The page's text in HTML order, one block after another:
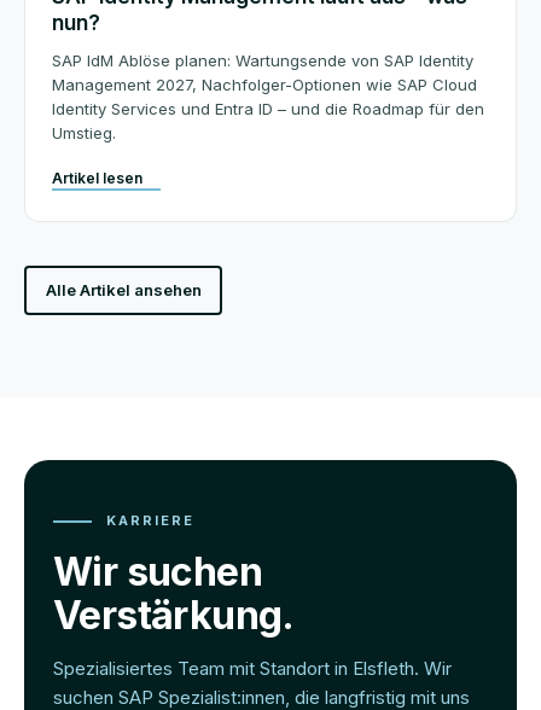
nun?
SAP IdM Ablöse planen: Wartungsende von SAP Identity
Management 2027, Nachfolger-Optionen wie SAP Cloud
Identity Services und Entra ID – und die Roadmap für den
Umstieg.
Artikel lesen
Alle Artikel ansehen
KARRIERE
Wir suchen
Verstärkung.
Spezialisiertes Team mit Standort in Elsfleth. Wir
suchen SAP Spezialist:innen, die langfristig mit uns